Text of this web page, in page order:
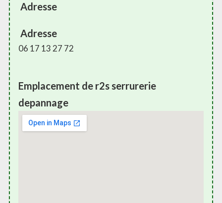
Adresse
Adresse
06 17 13 27 72
Emplacement de r2s serrurerie
depannage